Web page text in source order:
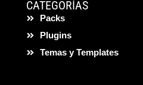
CATEGORÍAS
Packs
Plugins
Temas y Templates